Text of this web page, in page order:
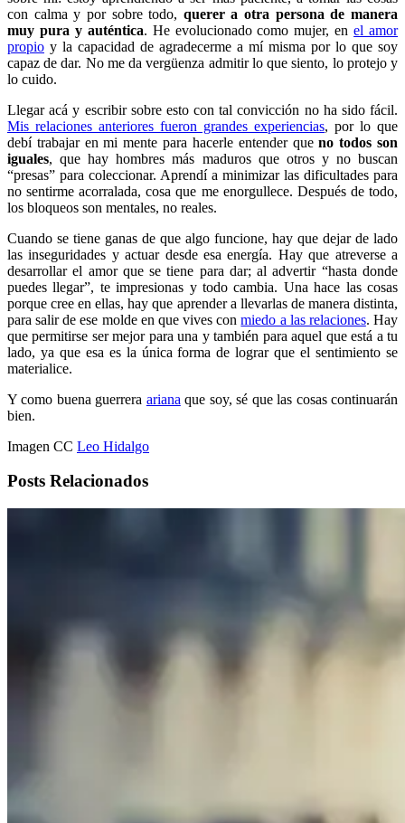
con calma y por sobre todo, querer a otra persona de manera
muy pura y auténtica. He evolucionado como mujer, enel amor
propio y la capacidad de agradecerme a mí misma por lo que soy
capaz de dar. No me da vergüenza admitir lo que siento, lo protejo y
lo cuido.
Llegar acá y escribir sobre esto con tal convicción no ha sido fácil.
Mis relaciones anteriores fueron grandes experiencias, por lo que
debí trabajar en mi mente para hacerle entender queno todos son
iguales, que hay hombres más maduros que otros y no buscan
“presas” para coleccionar. Aprendí a minimizar las dificultades para
no sentirme acorralada, cosa que me enorgullece. Después de todo,
los bloqueos son mentales, no reales.
Cuando se tiene ganas de que algo funcione, hay que dejar de lado
las inseguridades y actuar desde esa energía. Hay que atreverse a
desarrollar el amor que se tiene para dar; al advertir “hasta donde
puedes llegar”, te impresionas y todo cambia. Una hace las cosas
porque cree en ellas, hay que aprender a llevarlas de manera distinta,
para salir de ese molde en que vives conmiedo a las relaciones. Hay
que permitirse ser mejor para una y también para aquel que está a tu
lado, ya que esa es la única forma de lograr que el sentimiento se
materialice.
Y como buena guerrera ariana que soy, sé que las cosas continuarán
bien.
Imagen CC Leo Hidalgo
Posts Relacionados